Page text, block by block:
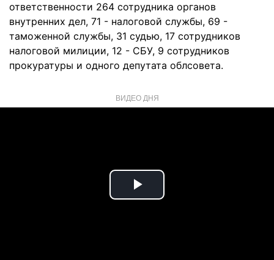
ответственности 264 сотрудника органов
внутренних дел, 71 - налоговой службы, 69 -
таможенной службы, 31 судью, 17 сотрудников
налоговой милиции, 12 - СБУ, 9 сотрудников
прокуратуры и одного депутата облсовета.
ВИДЕО ДНЯ
Play